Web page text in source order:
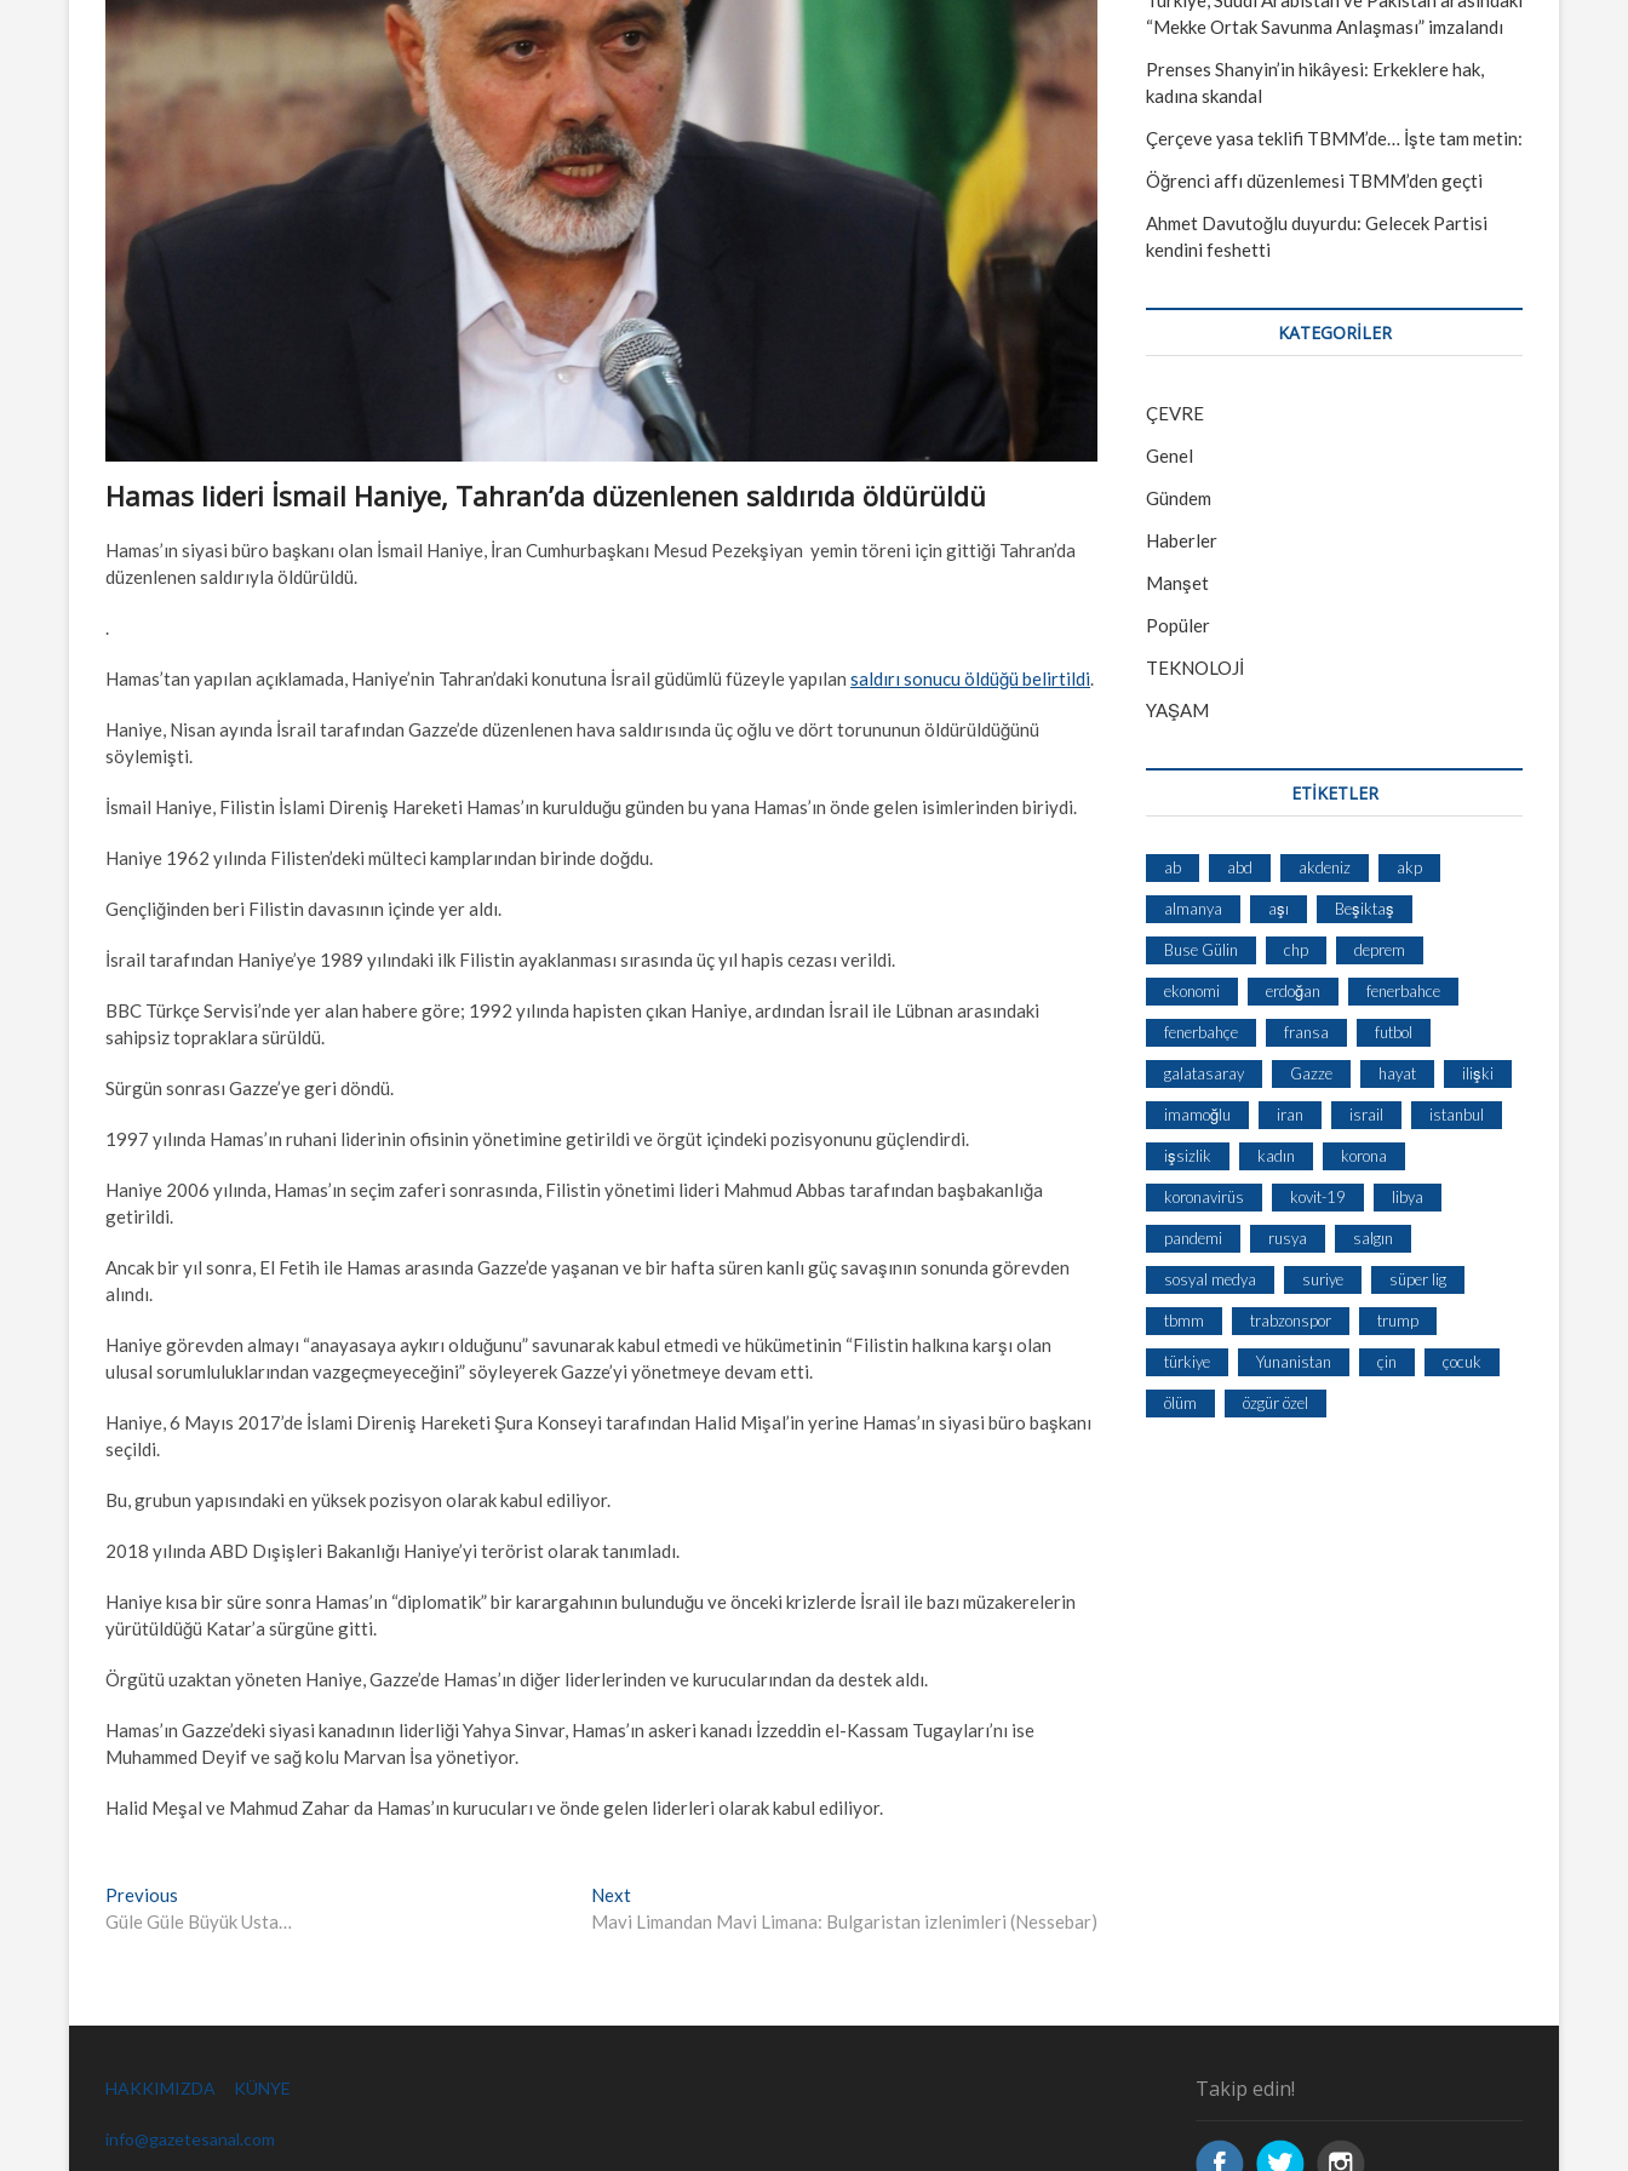
Hamas lideri İsmail Haniye, Tahran’da düzenlenen saldırıda öldürüldü
Hamas’ın siyasi büro başkanı olan İsmail Haniye, İran Cumhurbaşkanı Mesud Pezekşiyan yemin töreni için gittiği Tahran’da
düzenlenen saldırıyla öldürüldü.
.
Hamas’tan yapılan açıklamada, Haniye’nin Tahran’daki konutuna İsrail güdümlü füzeyle yapılan saldırı sonucu öldüğü belirtildi.
Haniye, Nisan ayında İsrail tarafından Gazze’de düzenlenen hava saldırısında üç oğlu ve dört torununun öldürüldüğünü
söylemişti.
İsmail Haniye, Filistin İslami Direniş Hareketi Hamas’ın kurulduğu günden bu yana Hamas’ın önde gelen isimlerinden biriydi.
Haniye 1962 yılında Filisten’deki mülteci kamplarından birinde doğdu.
Gençliğinden beri Filistin davasının içinde yer aldı.
İsrail tarafından Haniye’ye 1989 yılındaki ilk Filistin ayaklanması sırasında üç yıl hapis cezası verildi.
BBC Türkçe Servisi’nde yer alan habere göre; 1992 yılında hapisten çıkan Haniye, ardından İsrail ile Lübnan arasındaki
sahipsiz topraklara sürüldü.
Sürgün sonrası Gazze’ye geri döndü.
1997 yılında Hamas’ın ruhani liderinin ofisinin yönetimine getirildi ve örgüt içindeki pozisyonunu güçlendirdi.
Haniye 2006 yılında, Hamas’ın seçim zaferi sonrasında, Filistin yönetimi lideri Mahmud Abbas tarafından başbakanlığa
getirildi.
Ancak bir yıl sonra, El Fetih ile Hamas arasında Gazze’de yaşanan ve bir hafta süren kanlı güç savaşının sonunda görevden
alındı.
Haniye görevden almayı “anayasaya aykırı olduğunu” savunarak kabul etmedi ve hükümetinin “Filistin halkına karşı olan
ulusal sorumluluklarından vazgeçmeyeceğini” söyleyerek Gazze’yi yönetmeye devam etti.
Haniye, 6 Mayıs 2017’de İslami Direniş Hareketi Şura Konseyi tarafından Halid Mişal’in yerine Hamas’ın siyasi büro başkanı
seçildi.
Bu, grubun yapısındaki en yüksek pozisyon olarak kabul ediliyor.
2018 yılında ABD Dışişleri Bakanlığı Haniye’yi terörist olarak tanımladı.
Haniye kısa bir süre sonra Hamas’ın “diplomatik” bir karargahının bulunduğu ve önceki krizlerde İsrail ile bazı müzakerelerin
yürütüldüğü Katar’a sürgüne gitti.
Örgütü uzaktan yöneten Haniye, Gazze’de Hamas’ın diğer liderlerinden ve kurucularından da destek aldı.
Hamas’ın Gazze’deki siyasi kanadının liderliği Yahya Sinvar, Hamas’ın askeri kanadı İzzeddin el-Kassam Tugayları’nı ise
Muhammed Deyif ve sağ kolu Marvan İsa yönetiyor.
Halid Meşal ve Mahmud Zahar da Hamas’ın kurucuları ve önde gelen liderleri olarak kabul ediliyor.
Yazı
gezinmesi
Previous
post:
Güle Güle Büyük Usta…
NextNext
post:
Mavi Limandan Mavi Limana: Bulgaristan izlenimleri (Nessebar)
“Mekke Ortak Savunma Anlaşması” imzalandı
Prenses Shanyin’in hikâyesi: Erkeklere hak,
kadına skandal
Çerçeve yasa teklifi TBMM’de… İşte tam metin:
Öğrenci affı düzenlemesi TBMM’den geçti
Ahmet Davutoğlu duyurdu: Gelecek Partisi
kendini feshetti
KATEGORILER
ÇEVRE
Genel
Gündem
Haberler
Manşet
Popüler
TEKNOLOJİ
YAŞAM
ETİKETLER
ab abd akdeniz akp
almanya aşı Beşiktaş
Buse Gülin chp deprem
ekonomi erdoğan fenerbahce
fenerbahçe fransa futbol
galatasaray Gazze hayat ilişki
imamoğlu iran israil istanbul
işsizlik kadın korona
koronavirüs kovit-19 libya
pandemi rusya salgın
sosyal medya suriye süper lig
tbmm trabzonspor trump
türkiye Yunanistan çin çocuk
ölüm özgür özel
HAKKIMIZDA KÜNYE
info@gazetesanal.com
Takip edin!